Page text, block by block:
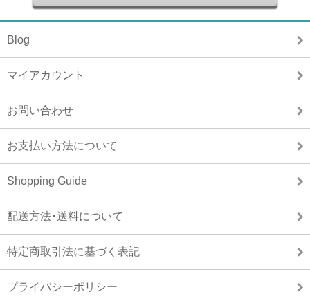
Blog
マイアカウント
お問い合わせ
お支払い方法について
Shopping Guide
配送方法･送料について
特定商取引法に基づく表記
プライバシーポリシー